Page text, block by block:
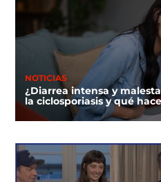
NOTICIAS
¿Diarrea intensa y
la ciclosporiasis y qué